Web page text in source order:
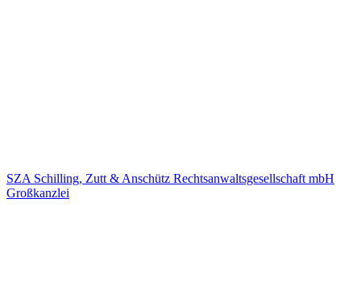
SZA Schilling, Zutt & Anschütz Rechtsanwaltsgesellschaft mbH
Großkanzlei